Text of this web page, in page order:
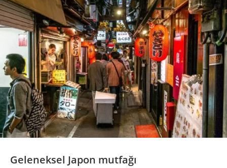
Geleneksel Japon mutfağı